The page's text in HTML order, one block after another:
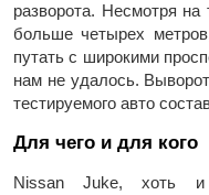
разворота. Несмотря
больше четырех
путать с широкими
нам не удалось.
тестируемого авто
Для чего и для кого
Nissan Juke, хоть и